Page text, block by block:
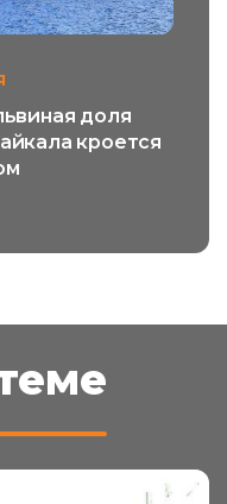
доля
кроется